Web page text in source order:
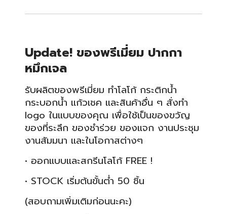
Update! ของพรีเมี่ยม ปากกา
หมึกเจล
รับผลิตของพรีเมี่ยม ทำโลโก้ กระติกน้ำ
กระบอกน้ำ แก้วเชค และสินค้าอื่น ๆ สั่งทำ
logo ในแบบของคุณ เพื่อใช้เป็นของขวัญ
ของที่ระลึก ของชำร่วย ของแจก งานประชุม
งานสัมมนา และในโอกาสต่างๆ
• ออกแบบและสกรีนโลโก้ FREE !
• STOCK เริ่มต้นขั้นต่ำ 50 ชิ้น
(สอบถามเพิ่มเติมก่อนนะคะ)